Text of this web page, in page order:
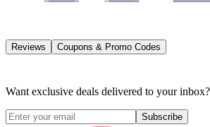
Reviews Coupons & Promo Codes
Want exclusive deals delivered to your inbox?
Subscribe